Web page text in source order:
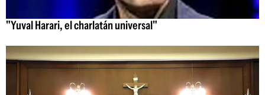
"Yuval Harari, el charlatán universal"